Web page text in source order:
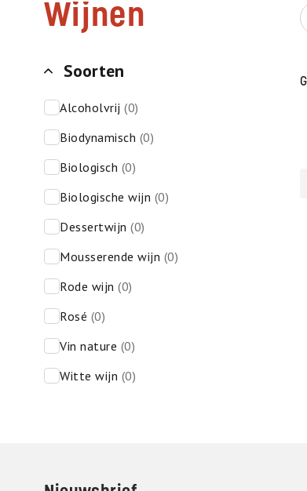
Wijnen
Soorten
alcoholvrij (0)
biodynamisch (0)
biologisch (0)
biologische wijn (0)
dessertwijn (0)
mousserende wijn (0)
rode wijn (0)
rosé (0)
vin nature (0)
witte wijn (0)